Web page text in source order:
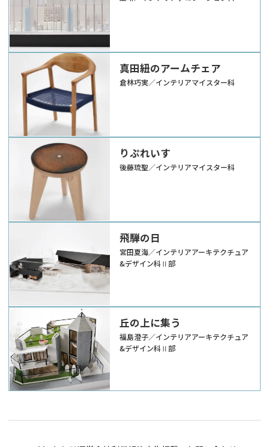
真田紐のアームチェア
倉林巧実／インテリアマイスター科
りぷれいす
後藤琉聖／インテリアマイスター科
飛騨の日
宮田夏海／インテリアアーキテクチュア
&デザイン科Ⅱ部
丘の上に集う
福島澄子／インテリアアーキテクチュア
&デザイン科Ⅱ部